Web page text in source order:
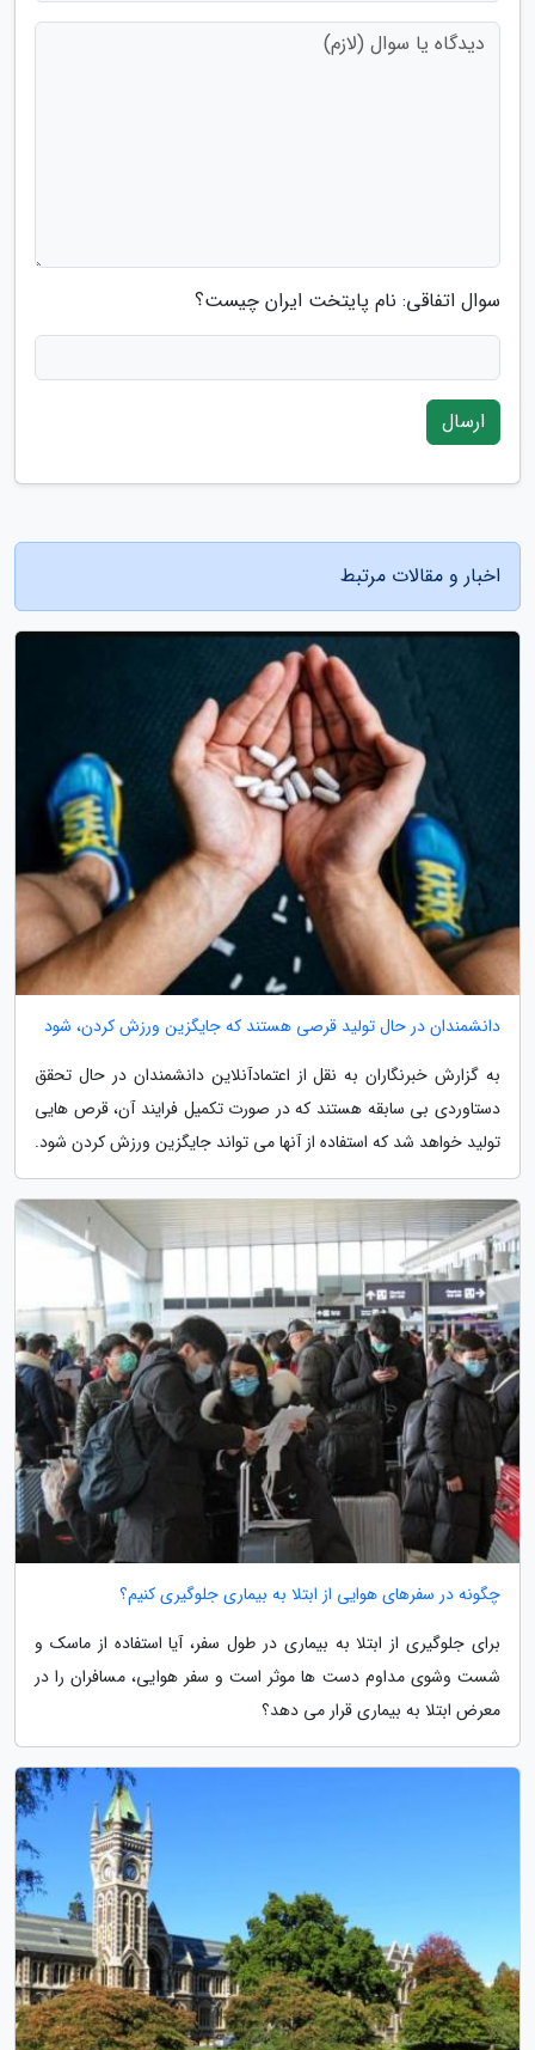
سوال اتفاقی: نام پایتخت ایران چیست؟
ارسال
اخبار و مقالات مرتبط
دانشمندان در حال تولید قرصی هستند که جایگزین ورزش کردن، شود
به گزارش خبرنگاران به نقل از اعتمادآنلاین دانشمندان در حال تحقق
دستاوردی بی سابقه هستند که در صورت تکمیل فرایند آن، قرص هایی
تولید خواهد شد که استفاده از آنها می تواند جایگزین ورزش کردن شود.
چگونه در سفرهای هوایی از ابتلا به بیماری جلوگیری کنیم؟
برای جلوگیری از ابتلا به بیماری در طول سفر، آیا استفاده از ماسک و
شست وشوی مداوم دست ها موثر است و سفر هوایی، مسافران را در
معرض ابتلا به بیماری قرار می دهد؟